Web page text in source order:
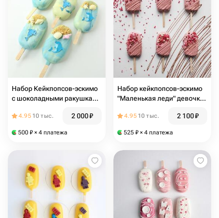
Набор Кейкпопсов-эскимо
с шоколадными ракушками
море ребенку жене
4.95 10 тыс. 2 000₽
500 ₽ × 4 платежа
Набор кейкпопсов-эскимо
"Маленькая леди" девочке
маме бабушке
4.95 10 тыс. 2 100₽
525 ₽ × 4 платежа